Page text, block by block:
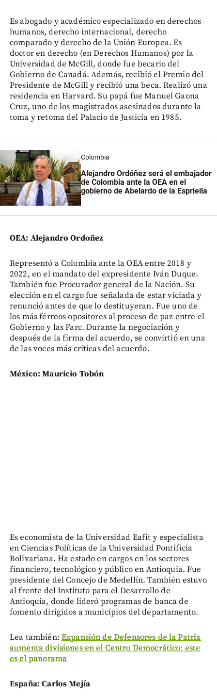
Es abogado y académico especializado en derechos
humanos, derecho internacional, derecho
comparado y derecho de la Unión Europea. Es
doctor en derecho (en Derechos Humanos) por la
Universidad de McGill, donde fue becario del
Gobierno de Canadá. Además, recibió el Premio del
Presidente de McGill y recibió una beca. Realizó una
residencia en Harvard. Su papá fue Manuel Gaona
Cruz, uno de los magistrados asesinados durante la
toma y retoma del Palacio de Justicia en 1985.
Colombia
Alejandro Ordóñez será el embajador
de Colombia ante la OEA en el
gobierno de Abelardo de la Espriella
OEA: Alejandro Ordoñez
Representó a Colombia ante la OEA entre 2018 y
2022, en el mandato del expresidente Iván Duque.
También fue Procurador general de la Nación. Su
elección en el cargo fue señalada de estar viciada y
renunció antes de que lo destituyeran. Fue uno de
los más férreos opositores al proceso de paz entre el
Gobierno y las Farc. Durante la negociación y
después de la firma del acuerdo, se convirtió en una
de las voces más críticas del acuerdo.
México: Mauricio Tobón
Es economista de la Universidad Eafit y especialista
en Ciencias Políticas de la Universidad Pontificia
Bolivariana. Ha estado en cargos en los sectores
financiero, tecnológico y público en Antioquia. Fue
presidente del Concejo de Medellín. También estuvo
al frente del Instituto para el Desarrollo de
Antioquia, donde lideró programas de banca de
fomento dirigidos a municipios del departamento.
Lea también: Expansión de Defensores de la Patria
aumenta divisiones en el Centro Democrático: este
es el panorama
España: Carlos Mejía